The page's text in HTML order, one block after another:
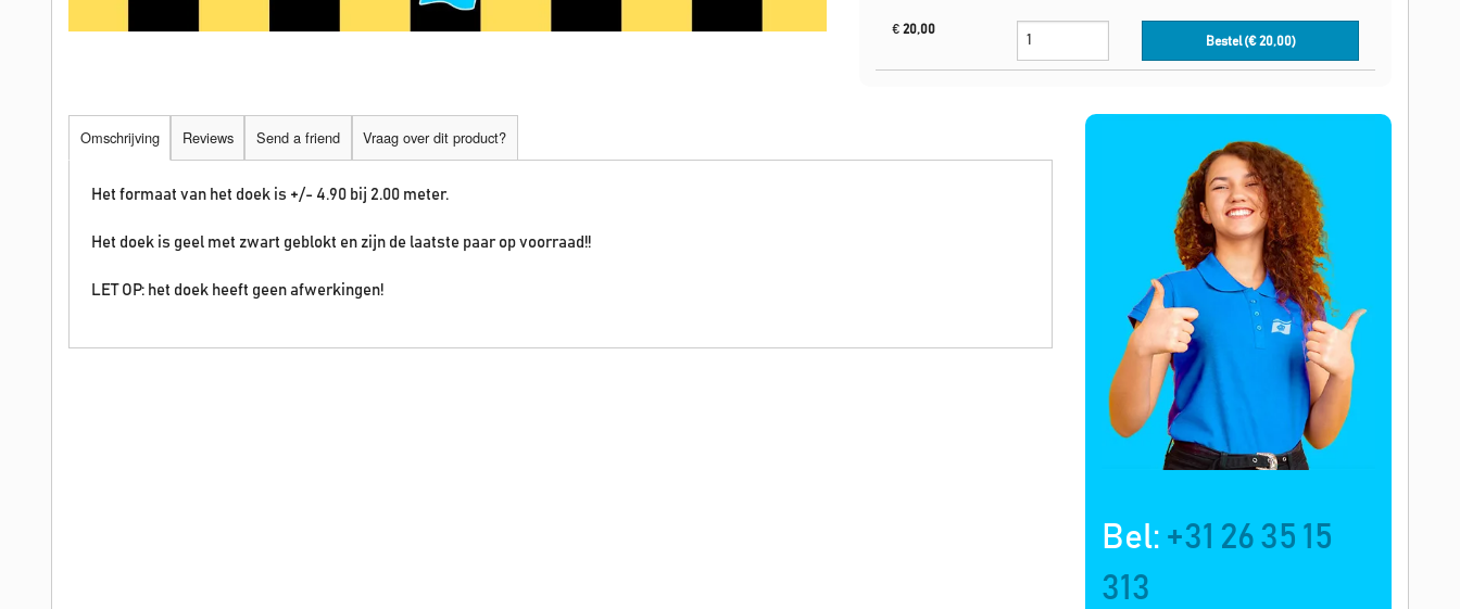
€ 20,00
Bestel (€20,00)
Bel: +31 26 35 15
313
Omschrijving Reviews Send a friend Vraag over dit product?
Het formaat van het doek is +/- 4.90 bij 2.00 meter.
Het doek is geel met zwart geblokt en zijn de laatste paar op voorraad!!
LET OP: het doek heeft geen afwerkingen!